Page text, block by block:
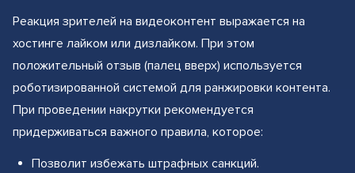
Реакция зрителей на видеоконтент выражается на
хостинге лайком или дизлайком. При этом
положительный отзыв (палец вверх) используется
роботизированной системой для ранжировки контента.
При проведении накрутки рекомендуется
придерживаться важного правила, которое:
Позволит избежать штрафных санкций.